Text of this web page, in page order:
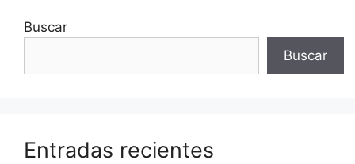
Buscar
Buscar
Entradas recientes